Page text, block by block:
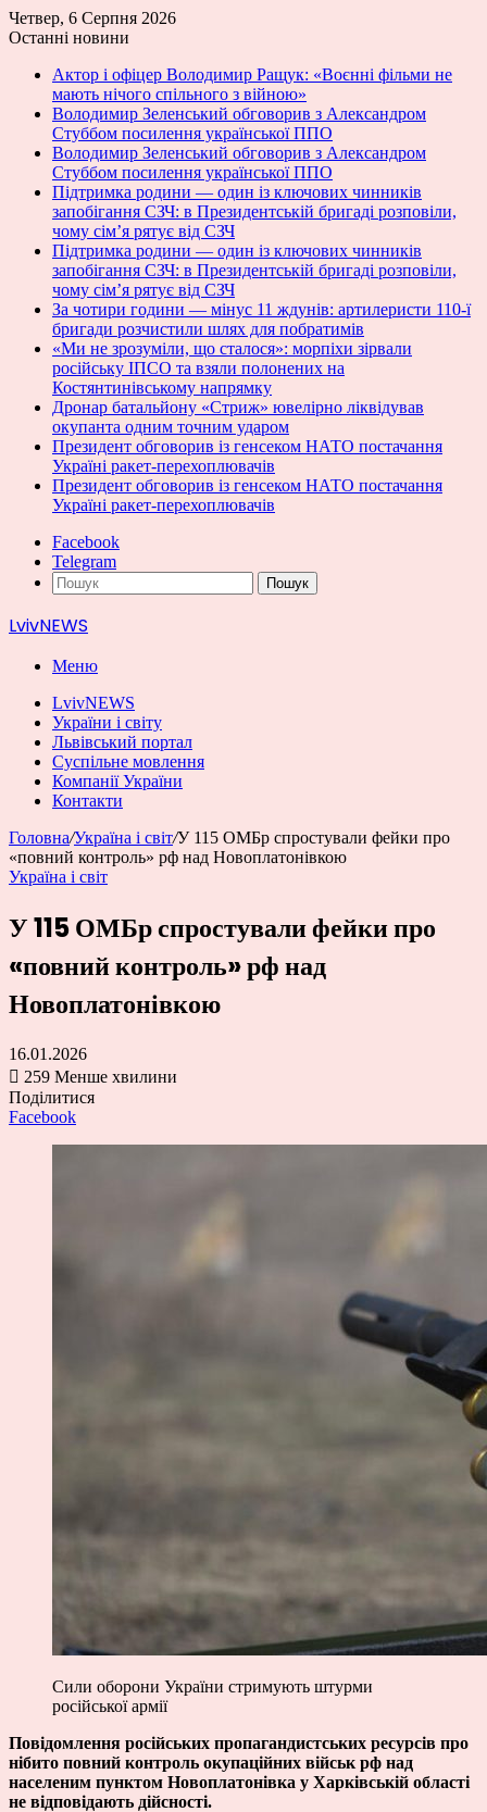
Четвер, 6 Серпня 2026
Останні новини
Актор і офіцер Володимир Ращук: «Воєнні фільми не
мають нічого спільного з війною»
Володимир Зеленський обговорив з Александром
Стуббом посилення української ППО
Володимир Зеленський обговорив з Александром
Стуббом посилення української ППО
Підтримка родини — один із ключових чинників
запобігання СЗЧ: в Президентській бригаді розповіли,
чому сім’я рятує від СЗЧ
Підтримка родини — один із ключових чинників
запобігання СЗЧ: в Президентській бригаді розповіли,
чому сім’я рятує від СЗЧ
За чотири години — мінус 11 ждунів: артилеристи 110-ї
бригади розчистили шлях для побратимів
«Ми не зрозуміли, що сталося»: морпіхи зірвали
російську ІПСО та взяли полонених на
Костянтинівському напрямку
Дронар батальйону «Стриж» ювелірно ліквідував
окупанта одним точним ударом
Президент обговорив із генсеком НАТО постачання
Україні ракет-перехоплювачів
Президент обговорив із генсеком НАТО постачання
Україні ракет-перехоплювачів
Facebook
Telegram
Пошук
LvivNEWS
Меню
LvivNEWS
України і світу
Львівський портал
Суспільне мовлення
Компанії України
Контакти
Головна/Україна і світ/У 115 ОМБр спростували фейки про
«повний контроль» рф над Новоплатонівкою
Україна і світ
У 115 ОМБр спростували фейки про
«повний контроль» рф над
Новоплатонівкою
16.01.2026
259 Менше хвилини
Поділитися
Facebook
Сили оборони України стримують штурми
російської армії
Повідомлення російських пропагандистських ресурсів про
нібито повний контроль окупаційних військ рф над
населеним пунктом Новоплатонівка у Харківській області
не відповідають дійсності.